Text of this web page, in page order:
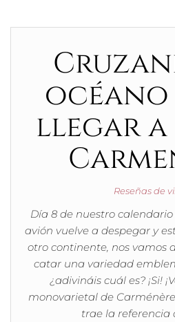
océano
llegar a
Reseñas de
Día 8 de nuestro
avión vuelve a despegar y
otro continente, nos vamos
catar una variedad
¿adivináis cuál es? ¡Si!
monovarietal de
trae la referencia